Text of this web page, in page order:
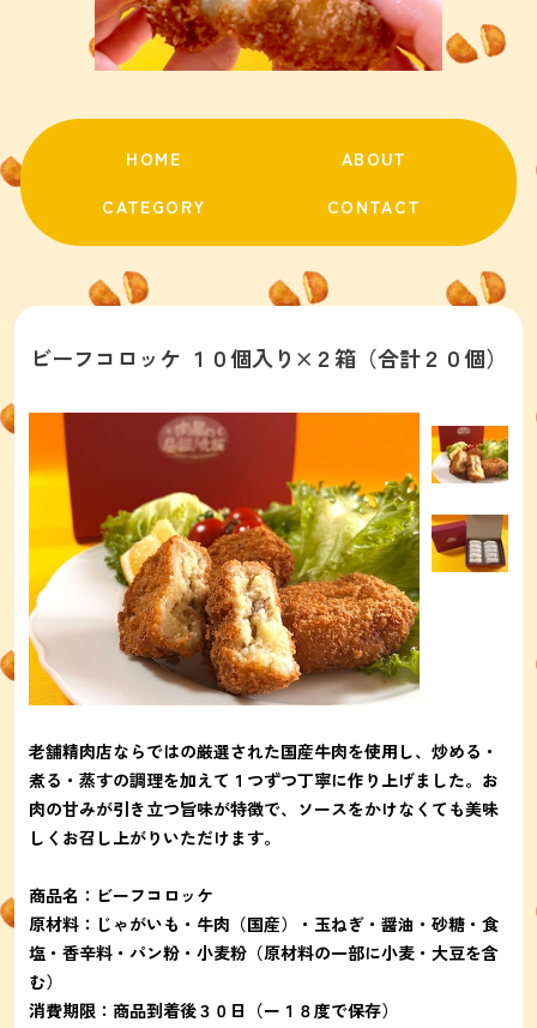
HOME
ABOUT
CATEGORY
CONTACT
ビーフコロッケ １０個入り×２箱（合計２０個）
老舗精肉店ならではの厳選された国産牛肉を使用し、炒める・
煮る・蒸すの調理を加えて１つずつ丁寧に作り上げました。お
肉の甘みが引き立つ旨味が特徴で、ソースをかけなくても美味
しくお召し上がりいただけます。
商品名：ビーフコロッケ
原材料：じゃがいも・牛肉（国産）・玉ねぎ・醤油・砂糖・食
塩・香辛料・パン粉・小麦粉（原材料の一部に小麦・大豆を含
む）
消費期限：商品到着後３０日（ー１８度で保存）